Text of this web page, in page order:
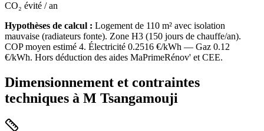
CO₂ évité / an
Hypothèses de calcul : Logement de 110 m² avec isolation
mauvaise (radiateurs fonte). Zone H3 (150 jours de chauffe/an).
COP moyen estimé 4. Électricité 0.2516 €/kWh — Gaz 0.12
€/kWh. Hors déduction des aides MaPrimeRénov' et CEE.
Dimensionnement et contraintes
techniques à M Tsangamouji